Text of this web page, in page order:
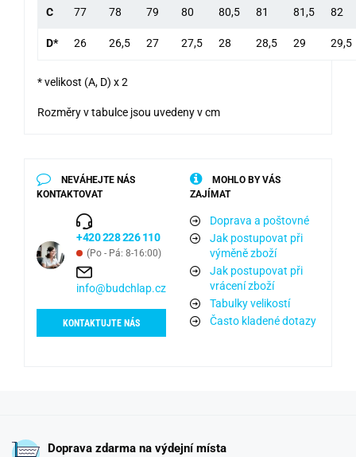
C 77 78 79 80 80,5 81 81,5 82
D* 26 26,5 27 27,5 28 28,5 29 29,5
* velikost (A, D) x 2
Rozměry v tabulce jsou uvedeny v cm
NEVÁHEJTE NÁS
KONTAKTOVAT
+420 228 226 110
(Po - Pá: 8-16:00)
info@budchlap.cz
KONTAKTUJTE NÁS
MOHLO BY VÁS
ZAJÍMAT
Doprava a poštovné
Jak postupovat při
výměně zboží
Jak postupovat při
vrácení zboží
Tabulky velikostí
Často kladené dotazy
Doprava zdarma na výdejní místa